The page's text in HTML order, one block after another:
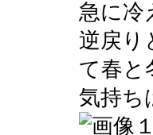
急に冷
逆戻り
て春と
気持ち